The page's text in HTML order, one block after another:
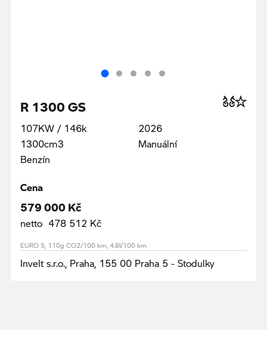
R 1300 GS
107KW / 146k
1300cm3
Benzín
2026
Manuální
Cena
579 000 Kč
netto 478 512 Kč
EURO 5, 110g CO2/100 km, 4.8l/100 km
Invelt s.r.o., Praha, 155 00 Praha 5 - Stodulky